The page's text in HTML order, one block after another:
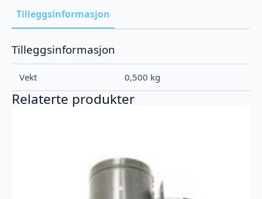
Tilleggsinformasjon
Tilleggsinformasjon
Vekt 0,500 kg
Relaterte produkter